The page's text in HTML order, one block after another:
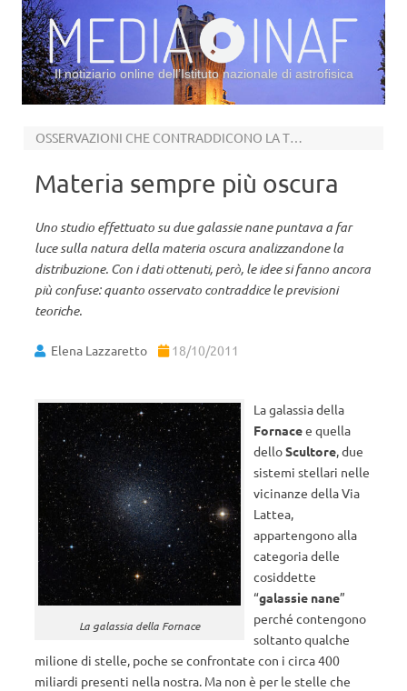
Il notiziario online dell’Istituto nazionale di astrofisica
OSSERVAZIONI CHE CONTRADDICONO LA TEORIA
Materia sempre più oscura
Uno studio effettuato su due galassie nane puntava a far
luce sulla natura della materia oscura analizzandone la
distribuzione. Con i dati ottenuti, però, le idee si fanno ancora
più confuse: quanto osservato contraddice le previsioni
teoriche.
Elena Lazzaretto 18/10/2011
La galassia della Fornace
La galassia della
Fornacee quella
delloScultore, due
sistemi stellari nelle
vicinanze della Via
Lattea,
appartengono alla
categoria delle
cosiddette
“galassie nane”
perché contengono
soltanto qualche
milione di stelle, poche se confrontate con i circa 400
miliardi presenti nella nostra. Ma non è per le stelle che